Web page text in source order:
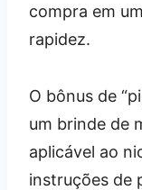
compra em
rapidez.
O bônus de
um brinde de
aplicável ao
instruções de